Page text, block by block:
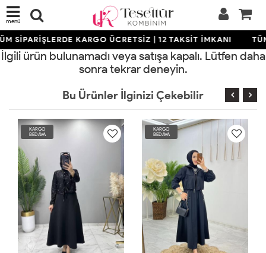
menü
SİPARİŞLERDE KARGO ÜCRETSİZ | 12 TAKSİT İMKANI
İlgili ürün bulunamadı veya satışa kapalı. Lütfen daha
sonra tekrar deneyin.
Bu Ürünler İlginizi Çekebilir